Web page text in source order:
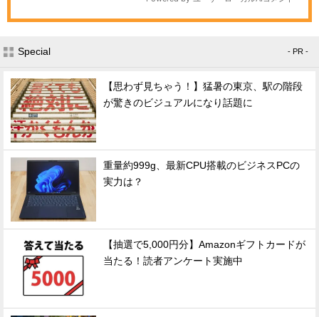
Special - PR -
【思わず見ちゃう！】猛暑の東京、駅の階段
が驚きのビジュアルになり話題に
重量約999g、最新CPU搭載のビジネスPCの
実力は？
【抽選で5,000円分】Amazonギフトカードが
当たる！読者アンケート実施中